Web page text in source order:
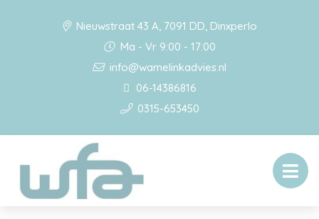
Nieuwstraat 43 A, 7091 DD, Dinxperlo
Ma - Vr 9:00 - 17:00
info@wamelinkadvies.nl
06-14386816
0315-653450